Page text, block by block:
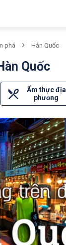
phá Hàn Quốc
Quốc
Ẩm thực địa
phương